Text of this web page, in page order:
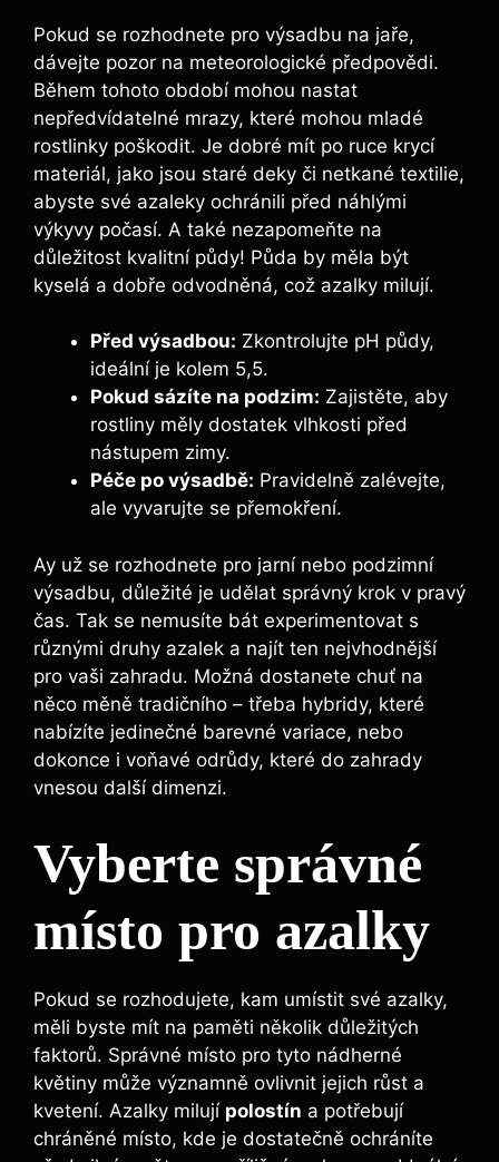
Pokud se ‌rozhodnete pro výsadbu na jaře,
dávejte ⁣pozor‍ na ⁣meteorologické‌ předpovědi.
Během tohoto období mohou ⁣nastat
nepředvídatelné ‌mrazy, které ⁣mohou mladé
rostlinky poškodit. Je dobré mít po ruce ⁢krycí
⁢materiál, jako jsou staré deky či netkané textilie,
abyste své ⁤azaleky​ ochránili před náhlými⁤
výkyvy počasí. A také nezapomeňte na
důležitost kvalitní ⁤půdy! ⁢Půda by měla být
kyselá a dobře odvodněná,⁣ což azalky milují.
Před výsadbou: Zkontrolujte pH půdy,
ideální je kolem 5,5.
Pokud sázíte​ na podzim: Zajistěte, aby⁤
rostliny měly dostatek‌ vlhkosti​ před​
nástupem zimy.
Péče po výsadbě: Pravidelně ‌zalévejte,
ale vyvarujte se přemokření.
Ay už ​se ⁣rozhodnete pro jarní nebo podzimní
výsadbu, důležité je udělat správný krok ⁣v pravý​
čas. Tak se nemusíte bát ⁤experimentovat s‌
různými druhy azalek ⁤a najít ten nejvhodnější
pro vaši zahradu. Možná ‌dostanete chuť na
něco měně‍ tradičního – třeba hybridy, které ​
nabízíte jedinečné barevné ⁢variace, nebo
dokonce ⁣i voňavé odrůdy, které‌ do zahrady
vnesou ‌další dimenzi.
Vyberte‍ správné‍
místo pro azalky
Pokud se rozhodujete, kam umístit své azalky,
měli ⁣byste ⁢mít na paměti několik ⁣důležitých
faktorů. ‌Správné místo⁢ pro tyto‌ nádherné
květiny může významně ovlivnit jejich růst a
kvetení. Azalky milují polostín ⁤a potřebují‌
chráněné místo,​ kde je dostatečně ⁢ochráníte